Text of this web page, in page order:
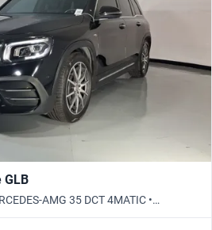
GLB
AMG 35 DCT 4MATIC •